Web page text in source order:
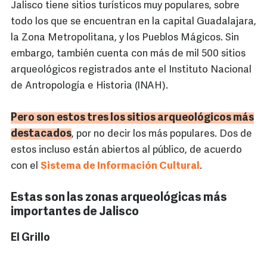
Jalisco tiene sitios turísticos muy populares, sobre
todo los que se encuentran en la capital Guadalajara,
la Zona Metropolitana, y los Pueblos Mágicos. Sin
embargo, también cuenta con más de mil 500 sitios
arqueológicos registrados ante el Instituto Nacional
de Antropología e Historia (INAH).
Pero son estos tres los sitios arqueológicos más
destacados, por no decir los más populares. Dos de
estos incluso están abiertos al público, de acuerdo
con el Sistema de Información Cultural.
Estas son las zonas arqueológicas más
importantes de Jalisco
El Grillo